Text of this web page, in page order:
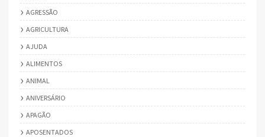
AGRESSÃO
AGRICULTURA
AJUDA
ALIMENTOS
ANIMAL
ANIVERSÁRIO
APAGÃO
APOSENTADOS